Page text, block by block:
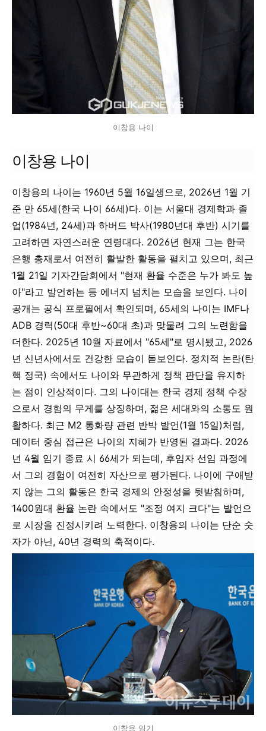
이창용 나이
이창용 나이
이창용의 나이는 1960년 5월 16일생으로, 2026년 1월 기
준 만 65세(한국 나이 66세)다. 이는 서울대 경제학과 졸
업(1984년, 24세)과 하버드 박사(1980년대 후반) 시기를
고려하면 자연스러운 연령대다. 2026년 현재 그는 한국
은행 총재로서 여전히 활발한 활동을 펼치고 있으며, 최근
1월 21일 기자간담회에서 "현재 환율 수준은 누가 봐도 높
아"라고 발언하는 등 에너지 넘치는 모습을 보인다. 나이
공개는 공식 프로필에서 확인되며, 65세의 나이는 IMF나
ADB 경력(50대 후반~60대 초)과 맞물려 그의 노련함을
더한다. 2025년 10월 자료에서 "65세"로 명시됐고, 2026
년 신년사에서도 건강한 모습이 돋보인다. 정치적 논란(탄
핵 정국) 속에서도 나이와 무관하게 정책 판단을 유지하
는 점이 인상적이다. 그의 나이대는 한국 경제 정책 수장
으로서 경험의 무게를 상징하며, 젊은 세대와의 소통도 원
활하다. 최근 M2 통화량 관련 반박 발언(1월 15일)처럼,
데이터 중심 접근은 나이의 지혜가 반영된 결과다. 2026
년 4월 임기 종료 시 66세가 되는데, 후임자 선임 과정에
서 그의 경험이 여전히 자산으로 평가된다. 나이에 구애받
지 않는 그의 활동은 한국 경제의 안정성을 뒷받침하며,
1400원대 환율 논란 속에서도 "조정 여지 크다"는 발언으
로 시장을 진정시키려 노력한다. 이창용의 나이는 단순 숫
자가 아닌, 40년 경력의 축적이다.
이창용 임기